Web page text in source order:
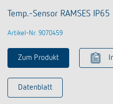
Temp.-Sensor RAMSES IP65
Artikel-Nr. 9070459
Zum Produkt
Datenblatt